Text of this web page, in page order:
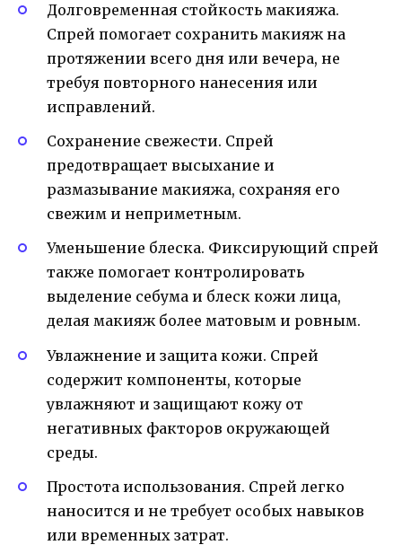
Долговременная стойкость макияжа.
Спрей помогает сохранить макияж на
протяжении всего дня или вечера, не
требуя повторного нанесения или
исправлений.
Сохранение свежести. Спрей
предотвращает высыхание и
размазывание макияжа, сохраняя его
свежим и неприметным.
Уменьшение блеска. Фиксирующий спрей
также помогает контролировать
выделение себума и блеск кожи лица,
делая макияж более матовым и ровным.
Увлажнение и защита кожи. Спрей
содержит компоненты, которые
увлажняют и защищают кожу от
негативных факторов окружающей
среды.
Простота использования. Спрей легко
наносится и не требует особых навыков
или временных затрат.